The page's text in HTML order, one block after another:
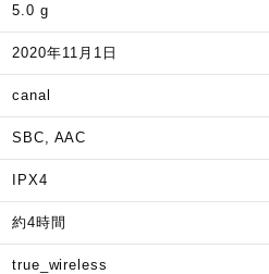
5.0 g
2020年11月1日
canal
SBC, AAC
IPX4
約4時間
true_wireless